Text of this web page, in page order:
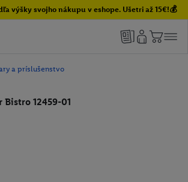
výšky svojho nákupu v eshope. Ušetri až 15€!💰
a príslušenstvo
Bistro 12459-01